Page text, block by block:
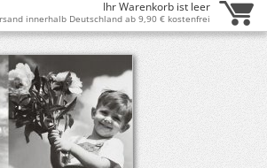
Ihr Warenkorb ist leer
innerhalb Deutschland ab 9,90 € kostenfrei